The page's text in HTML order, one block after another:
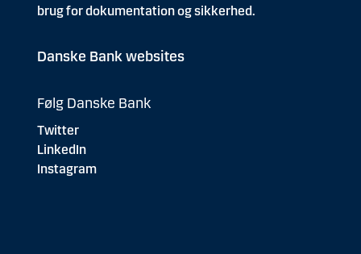
brug for dokumentation og sikkerhed.
Danske Bank websites
Følg Danske Bank
Twitter
LinkedIn
Instagram